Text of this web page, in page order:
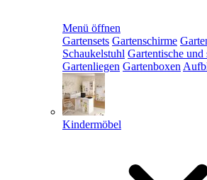
Menü öffnen
Gartensets Gartenschirme
Schaukelstuhl Gartentische und
Gartenliegen Gartenboxen
Kindermöbel